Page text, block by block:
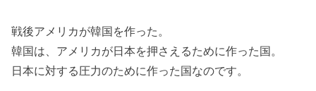
戦後アメリカが韓国を作った。
韓国は、アメリカが日本を押さえるために作った国。
日本に対する圧力のために作った国なのです。